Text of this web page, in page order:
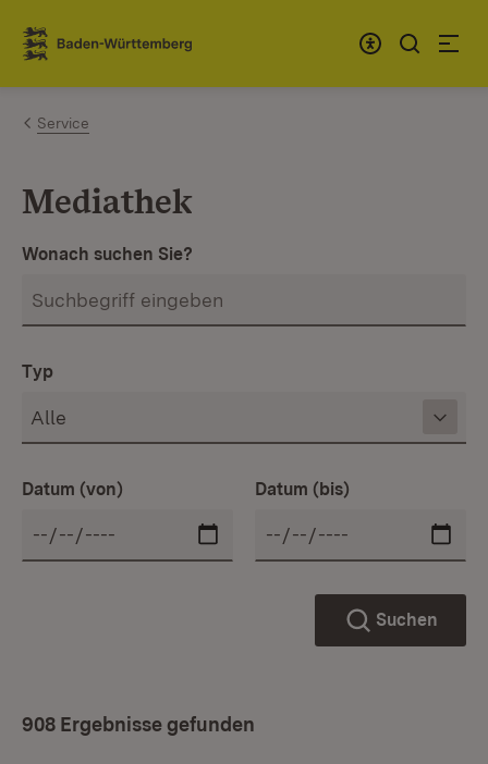
Zum Inhalt springen
Link zur Startseite
Service
Mediathek
Wonach suchen Sie?
Typ
Datum (von) Datum (bis)
Suchen
908 Ergebnisse gefunden